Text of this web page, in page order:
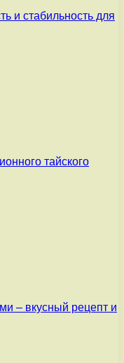
и стабильность для
тайского
– вкусный рецепт и